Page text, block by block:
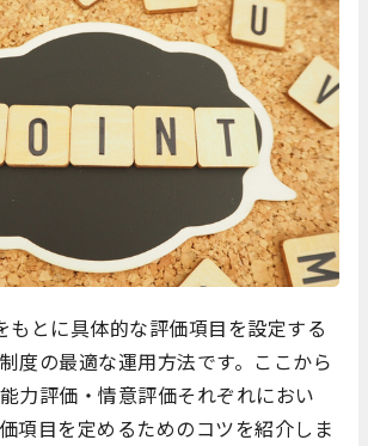
もとに具体的な評価項目を設定する
度の最適な運用方法です。ここから
力評価・情意評価それぞれにおい
項目を定めるためのコツを紹介しま